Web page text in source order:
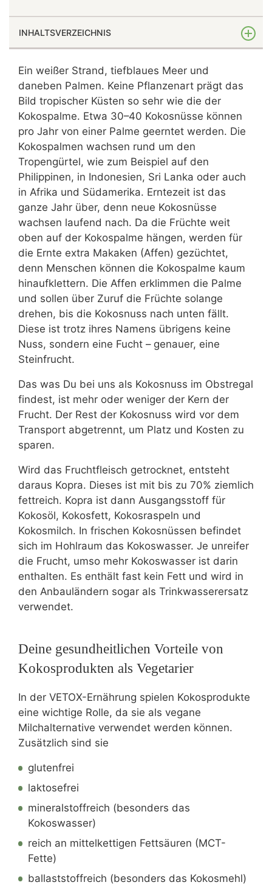
INHALTSVERZEICHNIS
Vegetarier
Wie gesund ist das vegane Kokosöl wirklich?
Kokosmilch als vegane Milch-Alternative
Vegane Rezepte: Kokosmilch selber machen – so
geht’s!
Nährwerte und Inhaltsstoffe von Kokoswasser
Zubereitungstipps: Kokosmehl richtig verwenden
Vegane Kokosprodukte: So schmeckt Kokosblütensirup
und Kokosblütenzucker
Vegane Rezept-Ideen mit Kokosmus & Kokoschips
Ein weißer Strand, tiefblaues Meer und
daneben Palmen. Keine Pflanzenart prägt das
Bild tropischer Küsten so sehr wie die der
Kokospalme. Etwa 30–40 Kokosnüsse können
pro Jahr von einer Palme geerntet werden. Die
Kokospalmen wachsen rund um den
Tropengürtel, wie zum Beispiel auf den
Philippinen, in Indonesien, Sri Lanka oder auch
in Afrika und Südamerika. Erntezeit ist das
ganze Jahr über, denn neue Kokosnüsse
wachsen laufend nach. Da die Früchte weit
oben auf der Kokospalme hängen, werden für
die Ernte extra Makaken (Affen) gezüchtet,
denn Menschen können die Kokospalme kaum
hinaufklettern. Die Affen erklimmen die Palme
und sollen über Zuruf die Früchte solange
drehen, bis die Kokosnuss nach unten fällt.
Diese ist trotz ihres Namens übrigens keine
Nuss, sondern eine Fucht – genauer, eine
Steinfrucht.
Das was Du bei uns als Kokosnuss im Obstregal
findest, ist mehr oder weniger der Kern der
Frucht. Der Rest der Kokosnuss wird vor dem
Transport abgetrennt, um Platz und Kosten zu
sparen.
Wird das Fruchtfleisch getrocknet, entsteht
daraus Kopra. Dieses ist mit bis zu 70% ziemlich
fettreich. Kopra ist dann Ausgangsstoff für
Kokosöl, Kokosfett, Kokosraspeln und
Kokosmilch. In frischen Kokosnüssen befindet
sich im Hohlraum das Kokoswasser. Je unreifer
die Frucht, umso mehr Kokoswasser ist darin
enthalten. Es enthält fast kein Fett und wird in
den Anbauländern sogar als Trinkwasserersatz
verwendet.
Deine gesundheitlichen Vorteile von
Kokosprodukten als Vegetarier
In der VETOX-Ernährung spielen Kokosprodukte
eine wichtige Rolle, da sie als vegane
Milchalternative verwendet werden können.
Zusätzlich sind sie
glutenfrei
laktosefrei
mineralstoffreich (besonders das
Kokoswasser)
reich an mittelkettigen Fettsäuren (MCT-
Fette)
ballaststoffreich (besonders das Kokosmehl)